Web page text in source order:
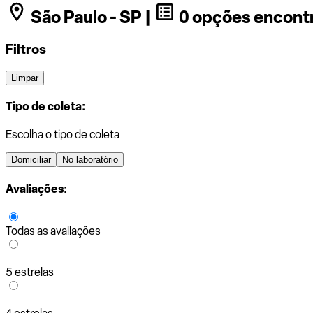
São Paulo - SP |
0 opções
Filtros
Limpar
Tipo de coleta:
Escolha o tipo de coleta
Domiciliar No laboratório
Avaliações:
Todas as avaliações
5 estrelas